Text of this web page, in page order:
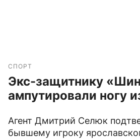
СПОРТ
Экс-защитнику
ампутировали ногу
Агент Дмитрий Селюк
бывшему игроку